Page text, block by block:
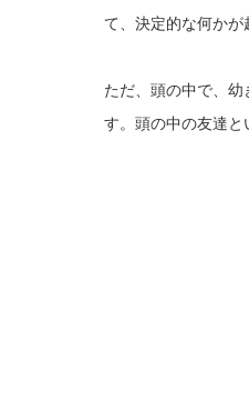
て、決定的な何かが
ただ、頭の中で、
す。頭の中の友達と